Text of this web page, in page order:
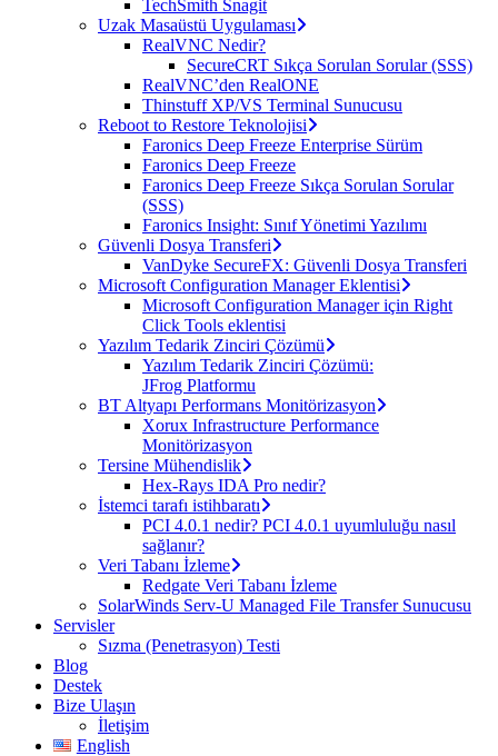
TechSmith Snagit
Uzak Masaüstü Uygulaması
RealVNC Nedir?
SecureCRT Sıkça Sorulan Sorular (SSS)
RealVNC’den RealONE
Thinstuff XP/VS Terminal Sunucusu
Reboot to Restore Teknolojisi
Faronics Deep Freeze Enterprise Sürüm
Faronics Deep Freeze
Faronics Deep Freeze Sıkça Sorulan Sorular
(SSS)
Faronics Insight: Sınıf Yönetimi Yazılımı
Güvenli Dosya Transferi
VanDyke SecureFX: Güvenli Dosya Transferi
Microsoft Configuration Manager Eklentisi
Microsoft Configuration Manager için Right
Click Tools eklentisi
Yazılım Tedarik Zinciri Çözümü
Yazılım Tedarik Zinciri Çözümü:
JFrog Platformu
BT Altyapı Performans Monitörizasyon
Xorux Infrastructure Performance
Monitörizasyon
Tersine Mühendislik
Hex-Rays IDA Pro nedir?
İstemci tarafı istihbaratı
PCI 4.0.1 nedir? PCI 4.0.1 uyumluluğu nasıl
sağlanır?
Veri Tabanı İzleme
Redgate Veri Tabanı İzleme
SolarWinds Serv-U Managed File Transfer Sunucusu
Servisler
Sızma (Penetrasyon) Testi
Blog
Destek
Bize Ulaşın
İletişim
English